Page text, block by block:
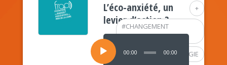
+
#CHANGEMENT
CLIMATIQUE
#PSYCHOLOGIE
L’éco-anxiété, un
levier d’action ?
Lecteur
audio
00:00 00:00